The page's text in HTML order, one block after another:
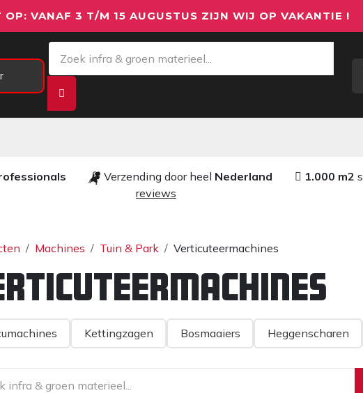
VANAF 3 T/M 15 AUGUSTUS ZIJN WIJ OP VAKANTIE !
Verzending door heel Nederland 1.000 m2
reviews​
Machines Tuin & Park Verticuteermachines
Kettingzagen Bosmaaiers Heggenscharen